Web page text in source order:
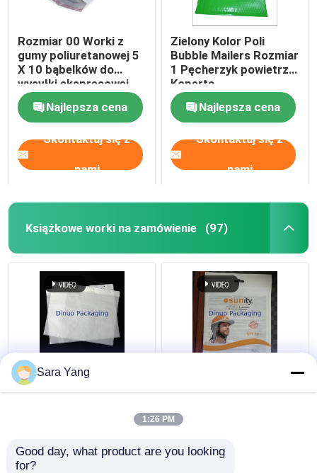
Rozmiar 00 Worki z
gumy poliuretanowej 5
X 10 bąbelków do
wysyłki ekspresowej
Najlepsza cena
Skontaktuj się z
nami
Zielony Kolor Poli
Bubble Mailers Rozmiar
1 Pęcherzyk powietrza
Koperta
Samoprzylepna
uszczelkaNajlepsza cena
Skontaktuj się z
nami
Książkowe worki na zamówienie (97)
Czteromiernie ciągły
worek ze szklanego
Sara Yang
1:26 PM
Good day, what product are you looking
for?